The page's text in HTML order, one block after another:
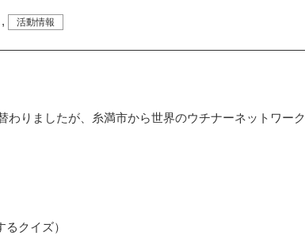
, 活動情報
わりましたが、糸満市から世界のウチナーネットワーク
クイズ）